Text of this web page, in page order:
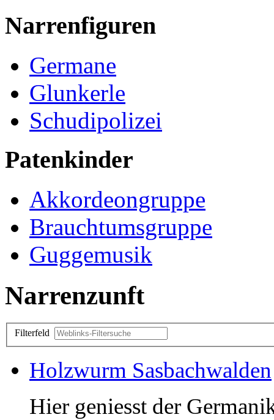
Narrenfiguren
Germane
Glunkerle
Schudipolizei
Patenkinder
Akkordeongruppe
Brauchtumsgruppe
Guggemusik
Narrenzunft
Filterfeld
Holzwurm Sasbachwalden
Hier geniesst der